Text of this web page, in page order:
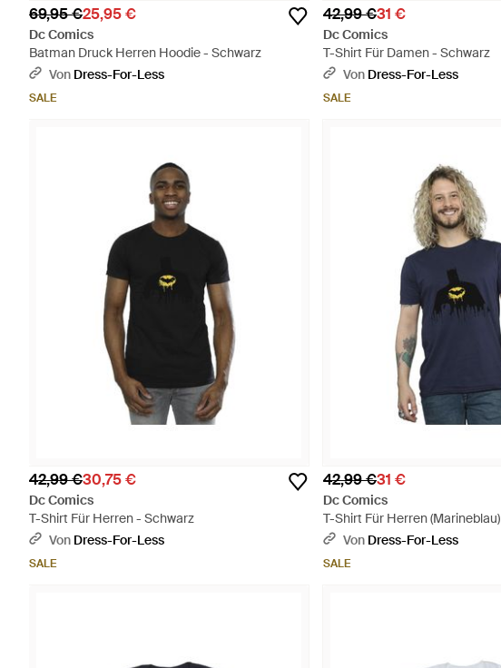
69,95 €25,95 €
Dc Comics
Batman Druck Herren Hoodie - Schwarz
Von Dress-For-Less
SALE
42,99 €31 €
Dc Comics
T-Shirt Für Damen - Schwarz
Von Dress-For-Less
SALE
42,99 €30,75 €
Dc Comics
T-Shirt Für Herren - Schwarz
Von Dress-For-Less
SALE
42,99 €31 €
Dc Comics
T-Shirt Für Herren (Marineblau)
Von Dress-For-Less
SALE